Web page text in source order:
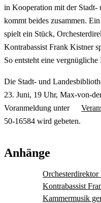
in Kooperation mit der
kommt beides zusammen.
spielt ein Stück,
Kontrabassist Frank Kistner
So entsteht eine
Die Stadt- und
23. Juni, 19 Uhr, Max-von-
Voranmeldung unter
50-16584 wird gebeten.
Anhänge
Kontrabassist
Kammermusik